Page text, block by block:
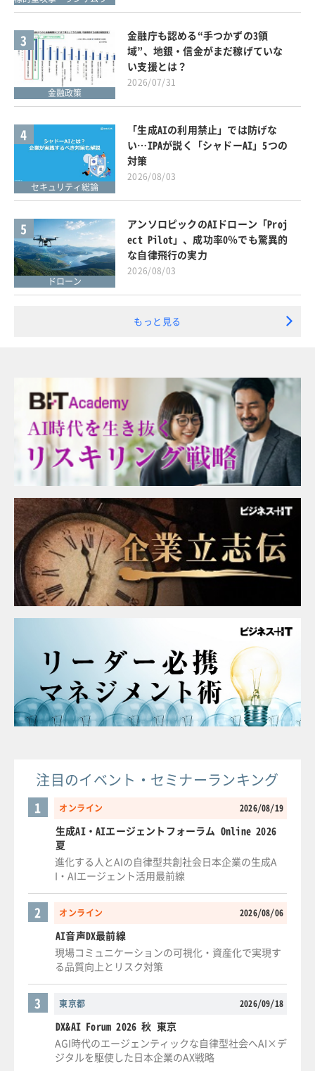
3
金融政策
金融庁も認める“手つかずの3領
域”、地銀・信金がまだ稼げていな
い支援とは？
2026/07/31
4
セキュリティ総論
「生成AIの利用禁止」では防げな
い…IPAが説く「シャドーAI」5つの
対策
2026/08/03
5
ドローン
アンソロピックのAIドローン「Proj
ect Pilot」、成功率0％でも驚異的
な自律飛行の実力
2026/08/03
もっと見る
注目のイベント・セミナーランキング
オンライン 2026/08/19
1
生成AI・AIエージェントフォーラム Online 2026
夏
進化する人とAIの自律型共創社会日本企業の生成A
I・AIエージェント活用最前線
オンライン 2026/08/06
2
AI音声DX最前線
現場コミュニケーションの可視化・資産化で実現す
る品質向上とリスク対策
東京都 2026/09/18
3
DX&AI Forum 2026 秋 東京
AGI時代のエージェンティックな自律型社会へAI×デ
ジタルを駆使した日本企業のAX戦略